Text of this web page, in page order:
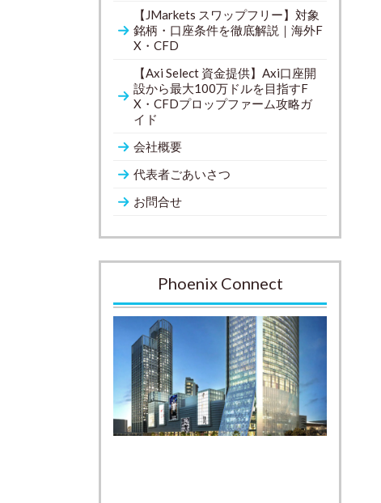
【JMarkets スワップフリー】対象
銘柄・口座条件を徹底解説｜海外F
X・CFD
【Axi Select 資金提供】Axi口座開
設から最大100万ドルを目指すF
X・CFDプロップファーム攻略ガ
イド
会社概要
代表者ごあいさつ
お問合せ
Phoenix Connect